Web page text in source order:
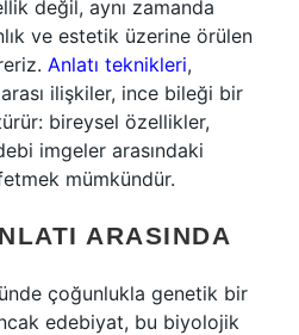
değil, aynı zamanda
ve estetik üzerine örülen
Anlatı teknikleri,
ilişkiler, ince bileği bir
bireysel özellikler,
imgeler arasındaki
mümkündür.
ARASINDA
çoğunlukla genetik bir
edebiyat, bu biyolojik